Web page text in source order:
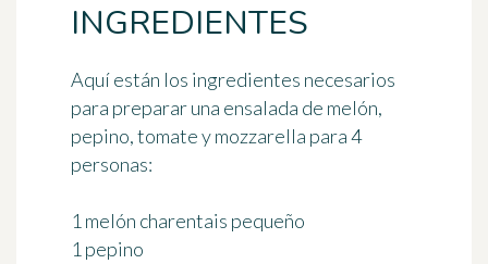
INGREDIENTES
Aquí están los ingredientes necesarios
para preparar una ensalada de melón,
pepino, tomate y mozzarella para 4
personas:
1 melón charentais pequeño
1 pepino